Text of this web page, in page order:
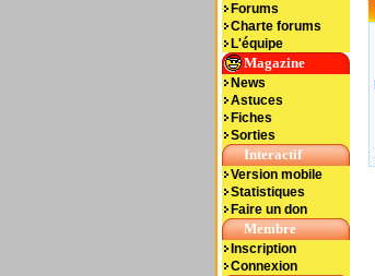
Forums
Charte forums
L'équipe
Magazine
News
Astuces
Fiches
Sorties
Interactif
Version mobile
Statistiques
Faire un don
Membre
Inscription
Connexion